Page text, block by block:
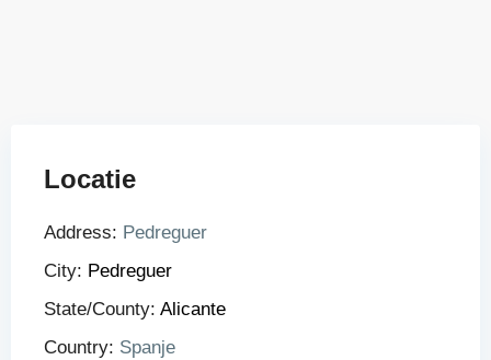
Locatie
Address: Pedreguer
City: Pedreguer
State/County: Alicante
Country: Spanje